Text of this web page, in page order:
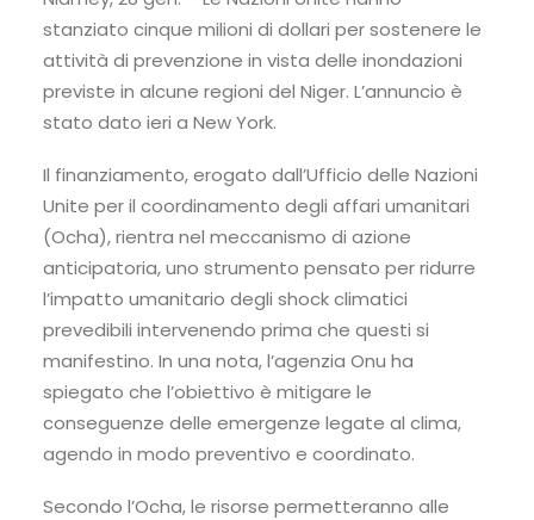
stanziato cinque milioni di dollari per sostenere le
attività di prevenzione in vista delle inondazioni
previste in alcune regioni del Niger. L’annuncio è
stato dato ieri a New York.
Il finanziamento, erogato dall’Ufficio delle Nazioni
Unite per il coordinamento degli affari umanitari
(Ocha), rientra nel meccanismo di azione
anticipatoria, uno strumento pensato per ridurre
l’impatto umanitario degli shock climatici
prevedibili intervenendo prima che questi si
manifestino. In una nota, l’agenzia Onu ha
spiegato che l’obiettivo è mitigare le
conseguenze delle emergenze legate al clima,
agendo in modo preventivo e coordinato.
Secondo l’Ocha, le risorse permetteranno alle